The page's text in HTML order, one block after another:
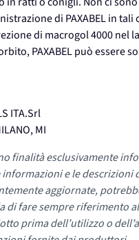
di PAXABEL in
di macrogol 4000 nel
PAXABEL può essere
ITA.Srl
MI
finalità esclusivamente
e le
aggiornate,
di fare sempre riferimento
prima dell’utilizzo o